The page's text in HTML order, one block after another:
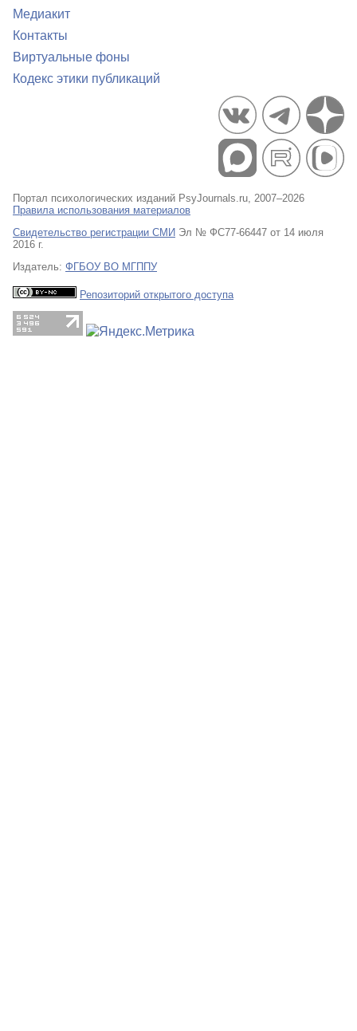
Медиакит
Контакты
Виртуальные фоны
Кодекс этики публикаций
Портал психологических изданий PsyJournals.ru, 2007–2026
Правила использования материалов
Свидетельство регистрации СМИ Эл № ФС77-66447 от 14 июля
2016 г.
Издатель: ФГБОУ ВО МГППУ
Репозиторий открытого доступа